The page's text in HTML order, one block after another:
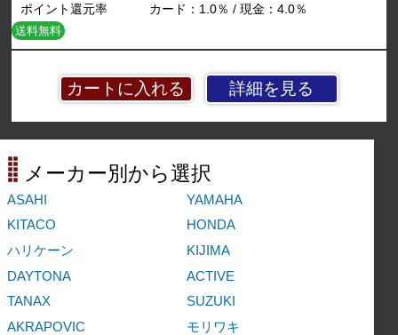
詳細を見る
ポイント還元率
カード：1.0％ / 現金：4.0％
送料無料
メーカー別から選択
ASAHI
YAMAHA
KITACO
HONDA
ハリケーン
KIJIMA
DAYTONA
ACTIVE
TANAX
SUZUKI
AKRAPOVIC
モリワキ